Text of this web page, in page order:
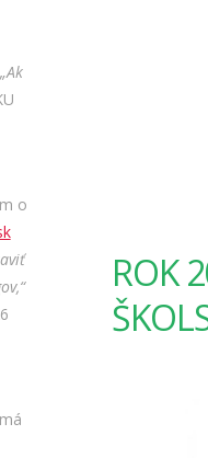
„Ak
o
ROK